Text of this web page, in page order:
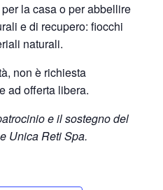
la casa o per abbellire
e di recupero: fiocchi
naturali.
non è richiesta
ad offerta libera.
e il sostegno del
Unica Reti Spa.